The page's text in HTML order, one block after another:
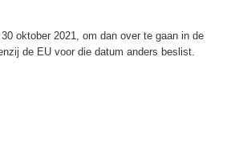
oktober 2021, om dan over te gaan in de
de EU voor die datum anders beslist.